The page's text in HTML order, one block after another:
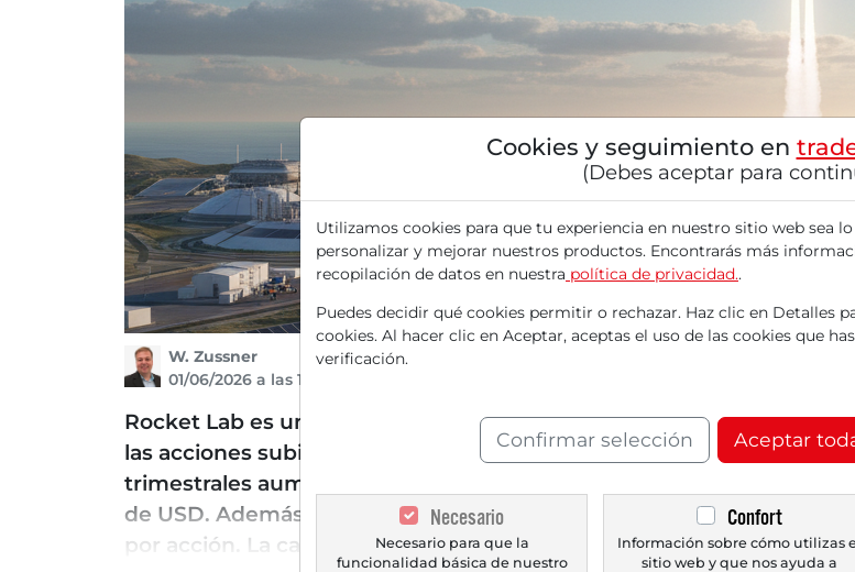
W. Zussner
01/06/2026 a las 12 h
Rocket Lab es un proveedor integral líder de componentes de
las acciones subieron considerablemente tras unos sólidos
trimestrales aumentaron en comparación con el año anterior un
de USD. Además, la empresa impresionó con un margen bruto del
por acción. La cartera de pedidos creció un 108 % en comparación
Cookies y seguimiento en
(Debes aceptar para
Utilizamos cookies para que tu experiencia en nuestro sitio web sea
personalizar y mejorar nuestros productos. Encontrarás más
recopilación de datos en nuestra política de privacidad..
Puedes decidir qué cookies permitir o rechazar. Haz clic en Detalles
cookies. Al hacer clic en Aceptar, aceptas el uso de las cookies que
verificación.
Confirmar selección Aceptar
Necesario
Necesario para que la
funcionalidad básica de nuestro
Confort
Información sobre cómo utilizas
sitio web y que nos ayuda a